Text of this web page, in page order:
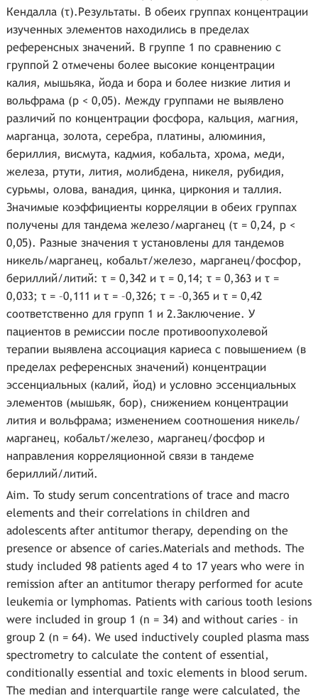
Кендалла (τ).Результаты. В обеих группах концентрации
изученных элементов находились в пределах
референсных значений. В группе 1 по сравнению с
группой 2 отмечены более высокие концентрации
калия, мышьяка, йода и бора и более низкие лития и
вольфрама (p < 0,05). Между группами не выявлено
различий по концентрации фосфора, кальция, магния,
марганца, золота, серебра, платины, алюминия,
бериллия, висмута, кадмия, кобальта, хрома, меди,
железа, ртути, лития, молибдена, никеля, рубидия,
сурьмы, олова, ванадия, цинка, циркония и таллия.
Значимые коэффициенты корреляции в обеих группах
получены для тандема железо/марганец (τ = 0,24, p <
0,05). Разные значения τ установлены для тандемов
никель/марганец, кобальт/железо, марганец/фосфор,
бериллий/литий: τ = 0,342 и τ = 0,14; τ = 0,363 и τ =
0,033; τ = –0,111 и τ = –0,326; τ = –0,365 и τ = 0,42
соответственно для групп 1 и 2.Заключение. У
пациентов в ремиссии после противоопухолевой
терапии выявлена ассоциация кариеса с повышением (в
пределах референсных значений) концентрации
эссенциальных (калий, йод) и условно эссенциальных
элементов (мышьяк, бор), снижением концентрации
лития и вольфрама; изменением соотношения никель/
марганец, кобальт/железо, марганец/фосфор и
направления корреляционной связи в тандеме
бериллий/литий.
Aim. To study serum concentrations of trace and macro
elements and their correlations in children and
adolescents after antitumor therapy, depending on the
presence or absence of caries.Materials and methods. The
study included 98 patients aged 4 to 17 years who were in
remission after an antitumor therapy performed for acute
leukemia or lymphomas. Patients with carious tooth lesions
were included in group 1 (n = 34) and without caries – in
group 2 (n = 64). We used inductively coupled plasma mass
spectrometry to calculate the content of essential,
conditionally essential and toxic elements in blood serum.
The median and interquartile range were calculated, the